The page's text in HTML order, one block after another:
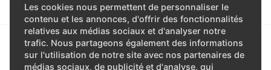
Les cookies nous permettent de personnaliser le
contenu et les annonces, d'offrir des fonctionnalités
relatives aux médias sociaux et d'analyser notre
trafic. Nous partageons également des informations
sur l'utilisation de notre site avec nos partenaires de
médias sociaux, de publicité et d'analyse, qui
installation
Vérifier fuites dans
circuit hydraulique
et, si nécessaire, ✔ ✔